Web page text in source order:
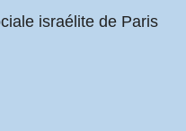
israélite de Paris